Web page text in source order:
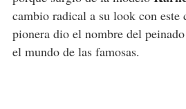
cambio radical a su look con este
pionera dio el nombre del
el mundo de las famosas.